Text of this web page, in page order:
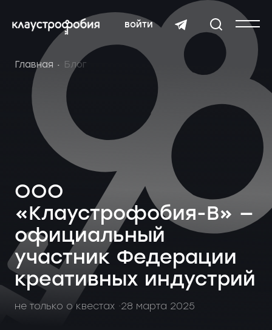
войти
Главная Блог
ООО
«Клаустрофобия-В» —
официальный
участник Федерации
креативных индустрий
не только о квестах 28 марта 2025